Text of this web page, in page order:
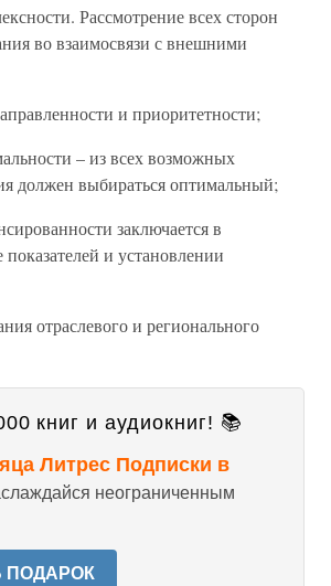
Рассмотрение всех сторон
во взаимосвязи с внешними
и приоритетности;
– из всех возможных
должен выбираться оптимальный;
заключается в
показателей и установлении
отраслевого и регионального
книг и аудиокниг! 📚
Литрес Подписки в
неограниченным
ПОДАРОК